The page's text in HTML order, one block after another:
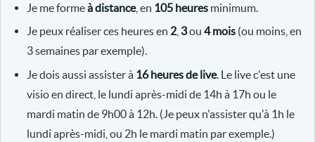
Je me formeà distance, en 105 heures minimum.
Je peux réaliser ces heures en 2 3ou4 mois (ou moins, en
3 semaines par exemple).
Je dois aussi assister à 16 heures de live. Le live c'est une
visio en direct, le lundi après-midi de 14h à 17h ou le
mardi matin de 9h00 à 12h. (Je peux n'assister qu'à 1h le
lundi après-midi, ou 2h le mardi matin par exemple.)